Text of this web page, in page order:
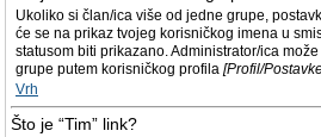
Ukoliko si član/ica više od jedne grupe,
će se na prikaz tvojeg korisničkog imena u
statusom biti prikazano. Administrator/ica
grupe putem korisničkog profila [Profil/
Vrh
Što je “Tim” link?